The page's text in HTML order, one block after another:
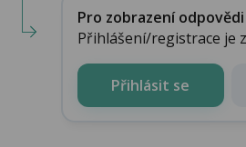
Pro zobrazení
Přihlášení/registrace je
Přihlásit se